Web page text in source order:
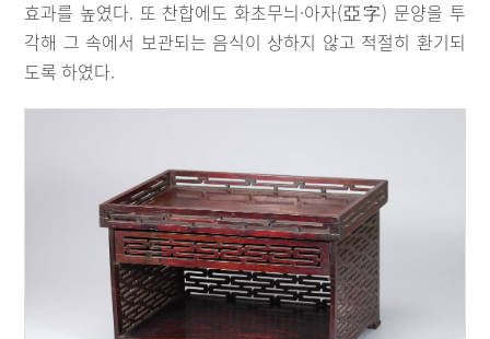
효과를 높였다. 또 찬합에도 화초무늬·아자(亞字) 문양을 투
각해 그 속에서 보관되는 음식이 상하지 않고 적절히 환기되
도록 하였다.